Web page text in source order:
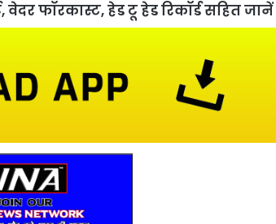
वेदर फॉरकास्ट, हेड टू हेड रिकॉर्ड सहित